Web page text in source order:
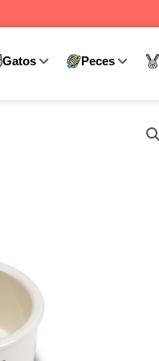
Gatos Peces